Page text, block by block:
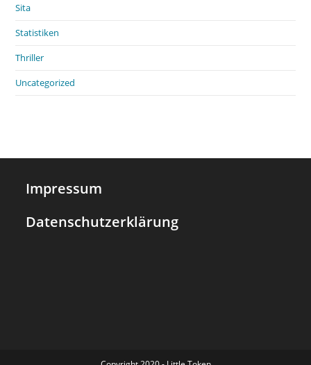
Sita
Statistiken
Thriller
Uncategorized
Impressum
Datenschutzerklärung